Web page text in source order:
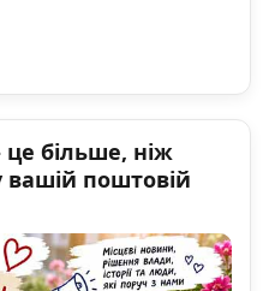
більше, ніж
вашій поштовій